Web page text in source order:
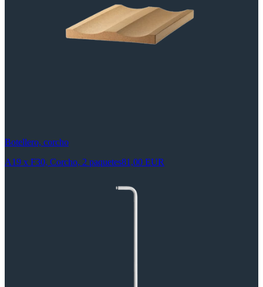
Botellero, corcho
A19 x F30, Corcho, 2 paquetes81,00 EUR